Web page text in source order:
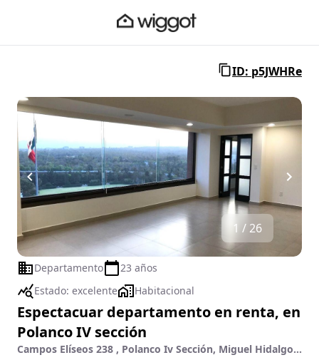
ID: p5JWHRe
1 / 26
Departamento
23 años
Estado: excelente Habitacional
Espectacuar departamento en renta, en
Polanco IV sección
Campos Elíseos 238 , Polanco Iv Sección, Miguel Hidalgo, Ciudad De México